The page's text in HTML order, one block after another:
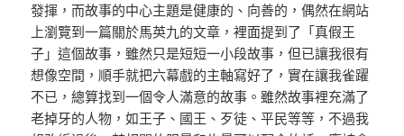
發揮，而故事的中心主題是健康的、向善的，偶然在網站
上瀏覽到一篇關於馬英九的文章，裡面提到了「真假王
子」這個故事，雖然只是短短一小段故事，但已讓我很有
想像空間，順手就把六幕戲的主軸寫好了，實在讓我雀躍
不已，總算找到一個令人滿意的故事。雖然故事裡充滿了
老掉牙的人物，如王子、國王、歹徒、平民等等，不過我